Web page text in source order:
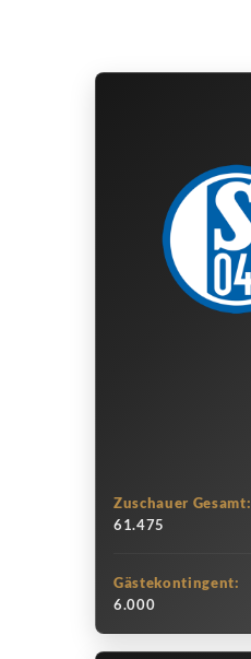
Zuschauer Gesamt:
61.475
Gästekontingent:
6.000